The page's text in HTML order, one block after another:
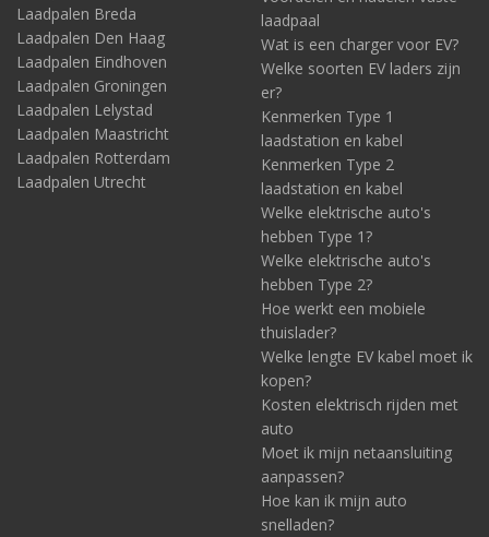
Laadpalen Breda
Laadpalen Den Haag
Laadpalen Eindhoven
Laadpalen Groningen
Laadpalen Lelystad
Laadpalen Maastricht
Laadpalen Rotterdam
Laadpalen Utrecht
laadpaal
Wat is een charger voor EV?
Welke soorten EV laders zijn
er?
Kenmerken Type 1
laadstation en kabel
Kenmerken Type 2
laadstation en kabel
Welke elektrische auto's
hebben Type 1?
Welke elektrische auto's
hebben Type 2?
Hoe werkt een mobiele
thuislader?
Welke lengte EV kabel moet ik
kopen?
Kosten elektrisch rijden met
auto
Moet ik mijn netaansluiting
aanpassen?
Hoe kan ik mijn auto
snelladen?